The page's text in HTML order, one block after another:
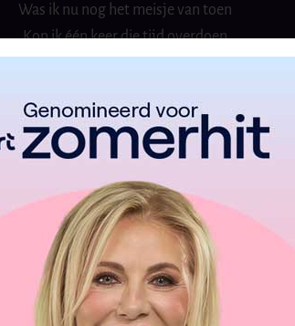
Was ik nu nog het meisje van toen
Kon ik één keer die tijd overdoen
Toon me hoe het voelt
Eén keer één moment in die zee van tijd
Ook als het gras elders groener lijkt
Is het leven mooi
Zomaar ruilen
Doe je nooit